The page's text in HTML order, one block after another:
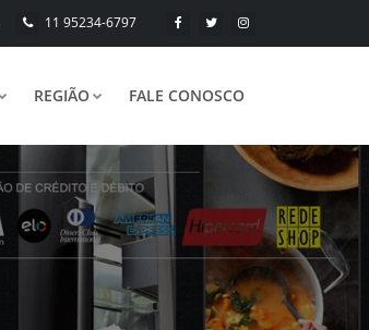
11 95234-6797
REGIÃO FALE CONOSCO